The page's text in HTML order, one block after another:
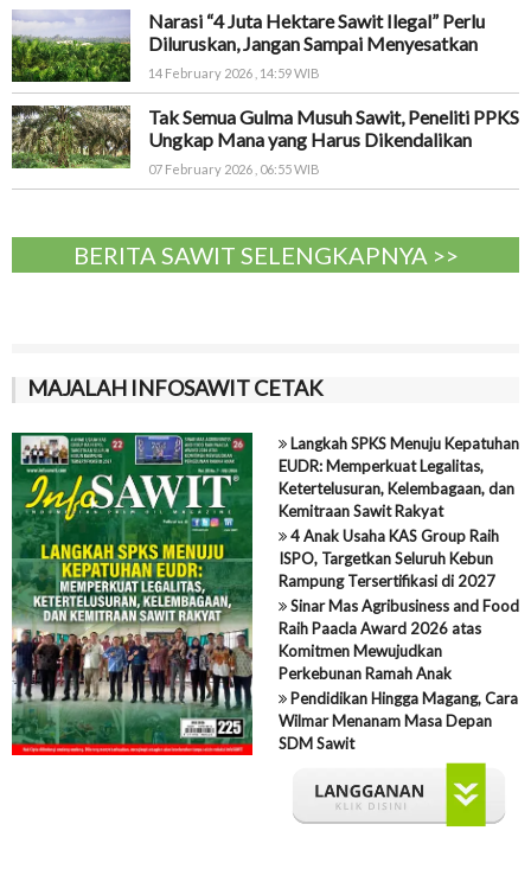
Narasi “4 Juta Hektare Sawit Ilegal” Perlu
Diluruskan, Jangan Sampai Menyesatkan
14 February 2026 , 14:59 WIB
Tak Semua Gulma Musuh Sawit, Peneliti PPKS
Ungkap Mana yang Harus Dikendalikan
07 February 2026 , 06:55 WIB
BERITA SAWIT SELENGKAPNYA >>
MAJALAH INFOSAWIT CETAK
Langkah SPKS Menuju Kepatuhan
EUDR: Memperkuat Legalitas,
Ketertelusuran, Kelembagaan, dan
Kemitraan Sawit Rakyat
4 Anak Usaha KAS Group Raih
ISPO, Targetkan Seluruh Kebun
Rampung Tersertifikasi di 2027
Sinar Mas Agribusiness and Food
Raih Paacla Award 2026 atas
Komitmen Mewujudkan
Perkebunan Ramah Anak
Pendidikan Hingga Magang, Cara
Wilmar Menanam Masa Depan
SDM Sawit